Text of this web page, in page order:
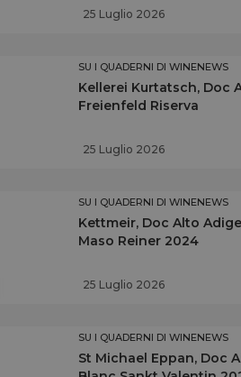
25 Luglio 2026
SU I QUADERNI DI WINENEWS
Kellerei Kurtatsch, Doc
Freienfeld Riserva
25 Luglio 2026
SU I QUADERNI DI WINENEWS
Kettmeir, Doc Alto
Maso Reiner 2024
25 Luglio 2026
SU I QUADERNI DI WINENEWS
St Michael Eppan, Doc